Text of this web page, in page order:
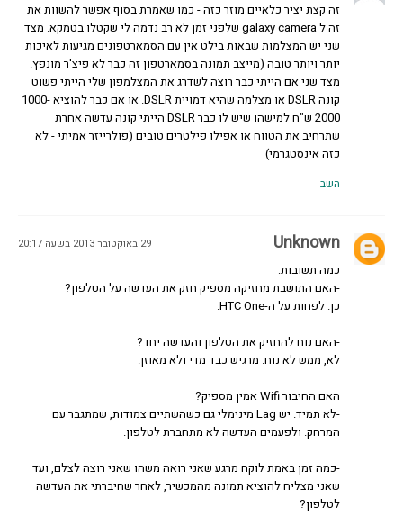
זה קצת יציר כלאיים מוזר כזה - כמו שאמרת בסוף אפשר להשוות את
זה ל galaxy camera שלפני זמן לא רב נדמה לי שקטלו בטמקא. מצד
שני יש המצלמות שבאות בילט אין עם הסמארטפונים מגיעות לאיכות
יותר ויותר טובה (מייצב תמונה בסמארטפון זה כבר לא פיצ'ר מונפץ.
מצד שני אם הייתי כבר רוצה לשדרג את המצלמפון שלי הייתי פשוט
קונה DSLR או מצלמה שהיא דמויית DSLR. או אם כבר להוציא 1000-
2000 ש"ח למישהו שיש לו כבר DSLR הייתי קונה עדשה אחרת
שתרחיב את הטווח או אפילו פילטרים טובים (פולרייזר אמיתי - לא
כזה אינסטגרמי)
השב
Unknown 29 באוקטובר 2013 בשעה 20:17
כמה תשובות:
-האם התושבת מחזיקה מספיק חזק את העדשה על הטלפון?
כן. לפחות על ה-HTC One.
-האם נוח להחזיק את הטלפון והעדשה יחד?
לא, ממש לא נוח. מרגיש כבד מדי ולא מאוזן.
האם החיבור Wifi אמין מספיק?
-לא תמיד. יש Lag מינימלי גם כשהשתיים צמודות, שמתגבר עם
המרחק. ולפעמים העדשה לא מתחברת לטלפון.
-כמה זמן באמת לוקח מרגע שאני רואה משהו שאני רוצה לצלם, ועד
שאני מצליח להוציא תמונה מהמכשיר, לאחר שחיברתי את העדשה
לטלפון?